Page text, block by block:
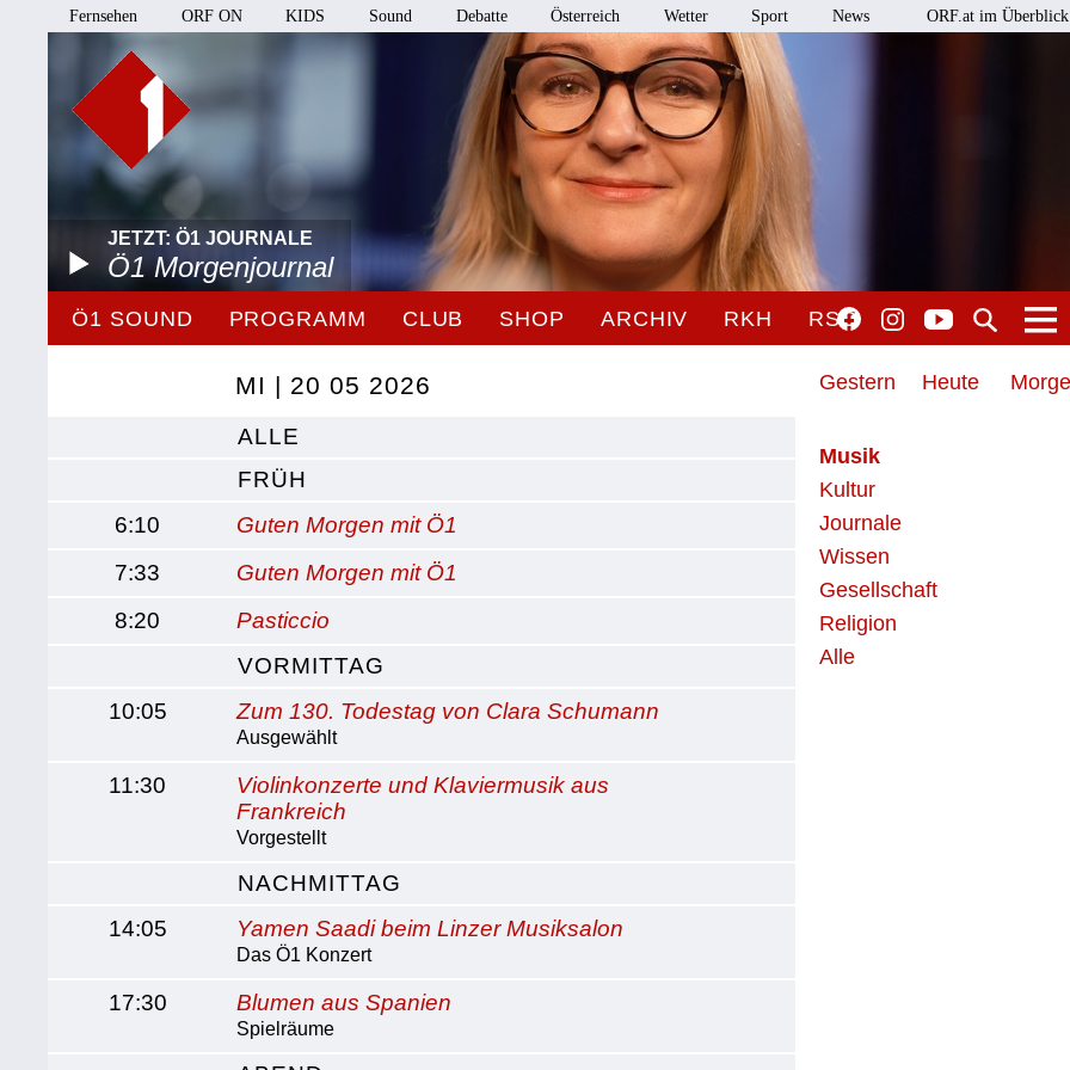
Fernsehen ORF ON KIDS Sound Debatte Österreich Wetter Sport News ORF.at im Überblick
JETZT: Ö1 JOURNALE
Ö1 Morgenjournal
Ö1 SOUND PROGRAMM CLUB SHOP ARCHIV RKH RSO
Gestern Heute
Musik
Kultur
Journale
Wissen
Gesellschaft
Religion
Alle
MI | 20 05 2026
ALLE
FRÜH
6:10
Guten Morgen mit Ö1
7:33
Guten Morgen mit Ö1
8:20
Pasticcio
VORMITTAG
10:05
Zum 130. Todestag von Clara Schumann
Ausgewählt
11:30
Violinkonzerte und Klaviermusik aus
Frankreich
Vorgestellt
NACHMITTAG
14:05
Yamen Saadi beim Linzer Musiksalon
Das Ö1 Konzert
17:30 Blumen aus Spanien
Spielräume